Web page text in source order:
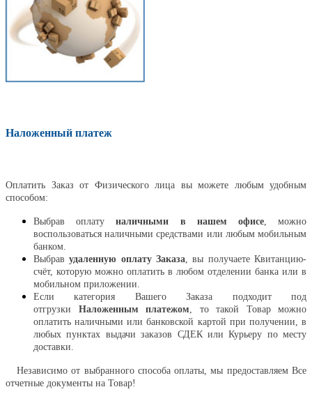
Наложенный платеж
Оплатить Заказ от Физического лица вы можете любым удобным
способом:
Выбрав оплатуналичными в нашем офисе, можно
воспользоваться наличными средствами или любым мобильным
банком.
Выбравудаленную оплату Заказа , вы получаете Квитанцию-
счёт, которую можно оплатить в любом отделении банка или в
мобильном приложении.
Если категория Вашего Заказа подходит под
отгрузки Наложенным платежом , то такой Товар можно
оплатить наличными или банковской картой при получении, в
любых пунктах выдачи заказов СДЕК или Курьеру по месту
доставки.
Независимо от выбранного способа оплаты, мы предоставляем Все
отчетные документы на Товар!